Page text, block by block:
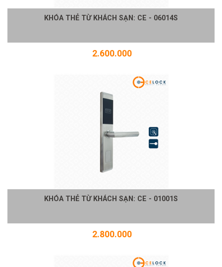
KHÓA THẺ TỪ KHÁCH SẠN: CE - 06014S
2.600.000
KHÓA THẺ TỪ KHÁCH SẠN: CE - 01001S
2.800.000